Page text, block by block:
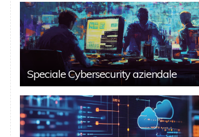
Speciale Cybersecurity aziendale